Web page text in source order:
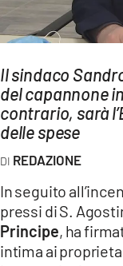
LAC NETWORK
LAC ONAIR
LaC
Network
LACPLAY.IT
LACTV.IT
LACONAIR.IT
LACITYMAG.IT
ILREGGINO.IT
Il sindaco
del capannone
contrario, sarà
delle spese
REDAZIONE
In seguito
pressi di S.
Principe, ha
intima ai